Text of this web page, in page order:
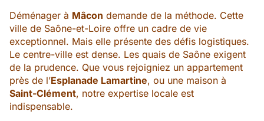
Déménager à Mâcon demande de la méthode. Cette
ville de Saône-et-Loire offre un cadre de vie
exceptionnel. Mais elle présente des défis logistiques.
Le centre-ville est dense. Les quais de Saône exigent
de la prudence. Que vous rejoigniez un appartement
près de l’Esplanade Lamartine, ou une maison à
Saint-Clément, notre expertise locale est
indispensable.